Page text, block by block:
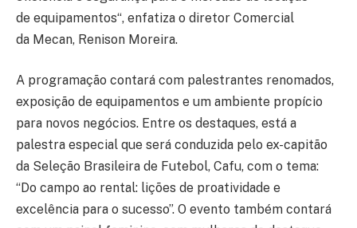
de equipamentos“, enfatiza o diretor Comercial
da Mecan, Renison Moreira.
A programação contará com palestrantes renomados,
exposição de equipamentos e um ambiente propício
para novos negócios. Entre os destaques, está a
palestra especial que será conduzida pelo ex-capitão
da Seleção Brasileira de Futebol, Cafu, com o tema:
“Do campo ao rental: lições de proatividade e
excelência para o sucesso”. O evento também contará